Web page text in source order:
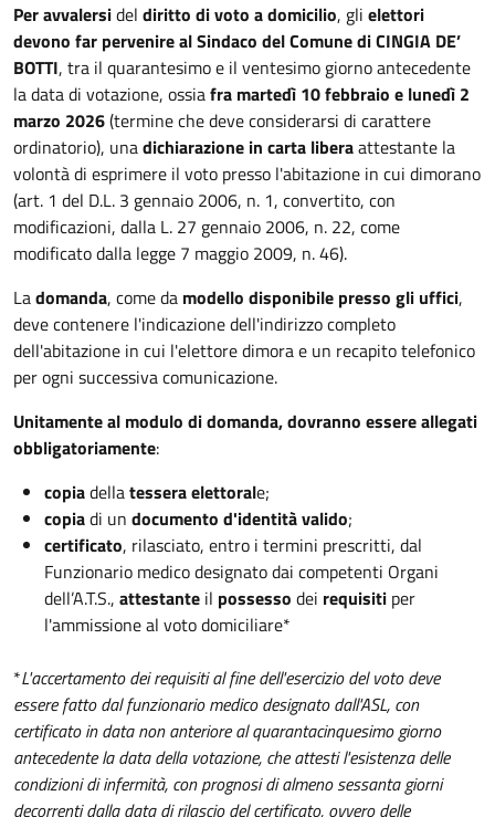
Per avvalersidel diritto di voto a domicilio, gli elettori
devono far pervenire al Sindaco del Comune di CINGIA DE’
BOTTI, tra il quarantesimo e il ventesimo giorno antecedente
la data di votazione, ossiafra martedì 10 febbraio e lunedì 2
marzo 2026(termine che deve considerarsi di carattere
ordinatorio), unadichiarazione in carta liberaattestante la
volontà di esprimere il voto presso l'abitazione in cui dimorano
(art. 1 del D.L. 3 gennaio 2006, n. 1, convertito, con
modificazioni, dalla L. 27 gennaio 2006, n. 22, come
modificato dalla legge 7 maggio 2009, n. 46).
Ladomanda, come da modello disponibile presso gli uffici,
deve contenere l'indicazione dell'indirizzo completo
dell'abitazione in cui l'elettore dimora e un recapito telefonico
per ogni successiva comunicazione.
Unitamente al modulo di domanda, dovranno essere allegati
obbligatoriamente:
copiadellatessera elettorale;
copiadi un documento d'identità valido;
certificato, rilasciato, entro i termini prescritti, dal
Funzionario medico designato dai competenti Organi
dell’A.T.S., attestante il possesso dei requisiti per
l'ammissione al voto domiciliare*
*L'accertamento dei requisiti al fine dell'esercizio del voto deve
essere fatto dal funzionario medico designato dall'ASL, con
certificato in data non anteriore al quarantacinquesimo giorno
antecedente la data della votazione, che attesti l'esistenza delle
condizioni di infermità, con prognosi di almeno sessanta giorni
decorrenti dalla data di rilascio del certificato, ovvero delle